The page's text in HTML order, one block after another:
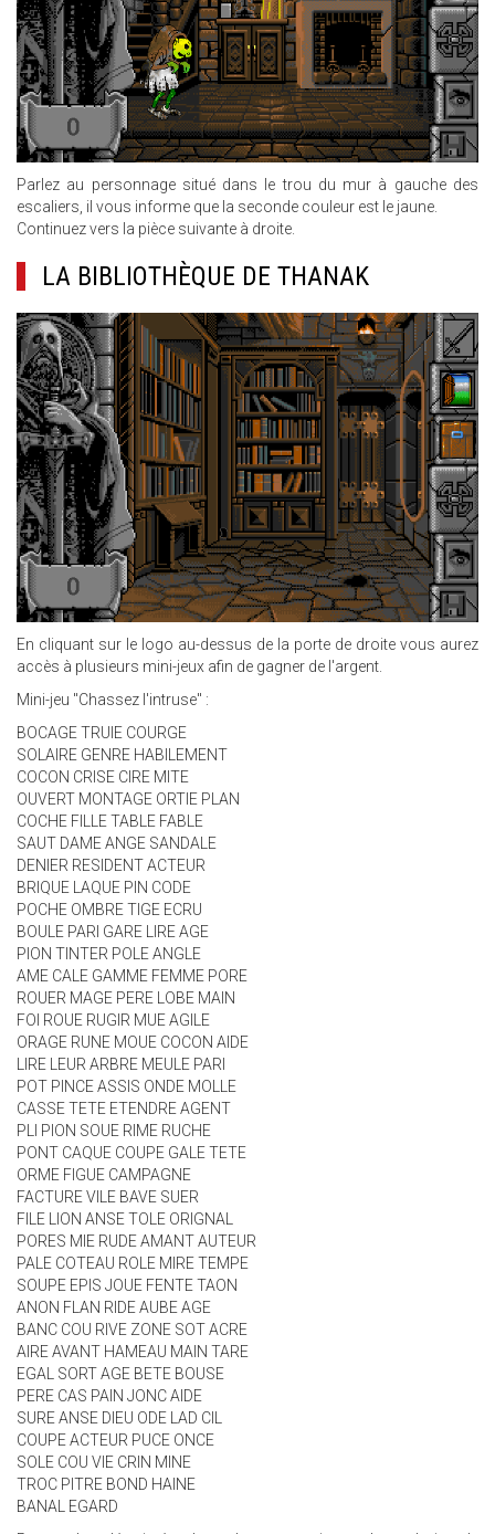
Parlez au personnage situé dans le trou du mur à gauche des
escaliers, il vous informe que la seconde couleur est le jaune.
Continuez vers la pièce suivante à droite.
LA BIBLIOTHÈQUE DE THANAK
En cliquant sur le logo au-dessus de la porte de droite vous aurez
accès à plusieurs mini-jeux afin de gagner de l'argent.
Mini-jeu "Chassez l'intruse" :
BOCAGE TRUIE COURGE
SOLAIRE GENRE HABILEMENT
COCON CRISE CIRE MITE
OUVERT MONTAGE ORTIE PLAN
COCHE FILLE TABLE FABLE
SAUT DAME ANGE SANDALE
DENIER RESIDENT ACTEUR
BRIQUE LAQUE PIN CODE
POCHE OMBRE TIGE ECRU
BOULE PARI GARE LIRE AGE
PION TINTER POLE ANGLE
AME CALE GAMME FEMME PORE
ROUER MAGE PERE LOBE MAIN
FOI ROUE RUGIR MUE AGILE
ORAGE RUNE MOUE COCON AIDE
LIRE LEUR ARBRE MEULE PARI
POT PINCE ASSIS ONDE MOLLE
CASSE TETE ETENDRE AGENT
PLI PION SOUE RIME RUCHE
PONT CAQUE COUPE GALE TETE
ORME FIGUE CAMPAGNE
FACTURE VILE BAVE SUER
FILE LION ANSE TOLE ORIGNAL
PORES MIE RUDE AMANT AUTEUR
PALE COTEAU ROLE MIRE TEMPE
SOUPE EPIS JOUE FENTE TAON
ANON FLAN RIDE AUBE AGE
BANC COU RIVE ZONE SOT ACRE
AIRE AVANT HAMEAU MAIN TARE
EGAL SORT AGE BETE BOUSE
PERE CAS PAIN JONC AIDE
SURE ANSE DIEU ODE LAD CIL
COUPE ACTEUR PUCE ONCE
SOLE COU VIE CRIN MINE
TROC PITRE BOND HAINE
BANAL EGARD